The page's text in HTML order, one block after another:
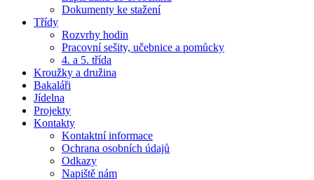
Dokumenty ke stažení
Třídy
Rozvrhy hodin
Pracovní sešity, učebnice a pomůcky
4. a 5. třída
Kroužky a družina
Bakaláři
Jídelna
Projekty
Kontakty
Kontaktní informace
Ochrana osobních údajů
Odkazy
Napiště nám